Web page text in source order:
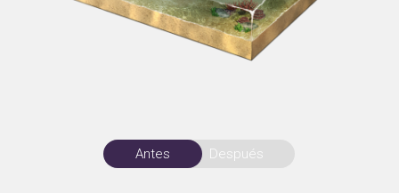
Antes Después